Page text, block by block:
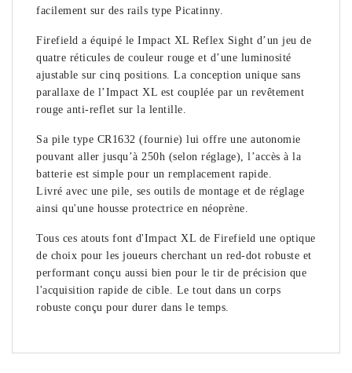
facilement sur des rails type Picatinny.
Firefield a équipé le Impact XL Reflex Sight d’un jeu de
quatre réticules de couleur rouge et d’une luminosité
ajustable sur cinq positions. La conception unique sans
parallaxe de l’Impact XL est couplée par un revêtement
rouge anti-reflet sur la lentille.
Sa pile type CR1632 (fournie) lui offre une autonomie
pouvant aller jusqu’à 250h (selon réglage), l’accès à la
batterie est simple pour un remplacement rapide.
Livré avec une pile, ses outils de montage et de réglage
ainsi qu'une housse protectrice en néoprène.
Tous ces atouts font d'Impact XL de Firefield une optique
de choix pour les joueurs cherchant un red-dot robuste et
performant conçu aussi bien pour le tir de précision que
l'acquisition rapide de cible. Le tout dans un corps
robuste conçu pour durer dans le temps.